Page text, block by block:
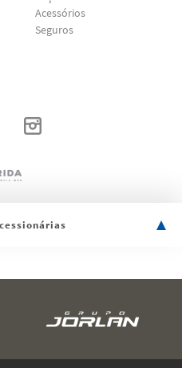
Acessórios
Seguros